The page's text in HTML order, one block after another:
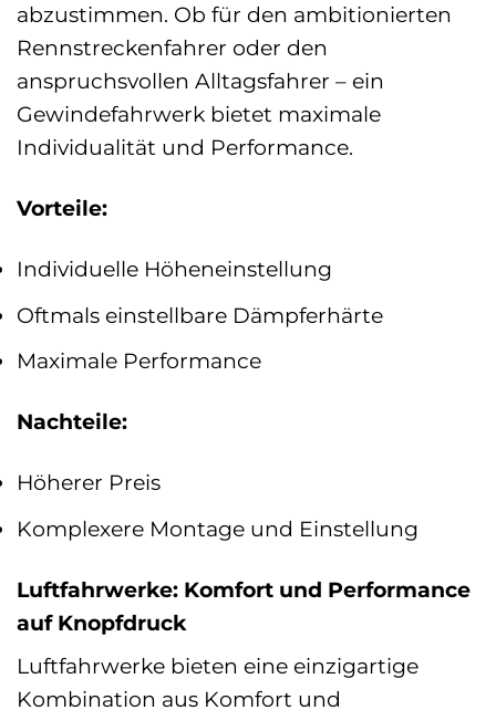
abzustimmen. Ob für den ambitionierten
Rennstreckenfahrer oder den
anspruchsvollen Alltagsfahrer – ein
Gewindefahrwerk bietet maximale
Individualität und Performance.
Vorteile:
Individuelle Höheneinstellung
Oftmals einstellbare Dämpferhärte
Maximale Performance
Nachteile:
Höherer Preis
Komplexere Montage und Einstellung
Luftfahrwerke: Komfort und Performance
auf Knopfdruck
Luftfahrwerke bieten eine einzigartige
Kombination aus Komfort und